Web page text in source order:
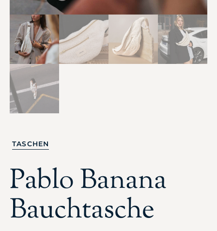
TASCHEN
Pablo Banana
Bauchtasche